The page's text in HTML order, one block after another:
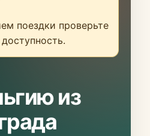
поездки проверьте
из